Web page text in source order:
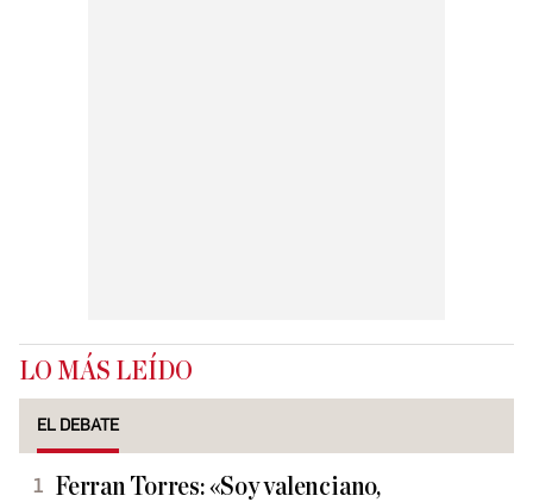
LO MÁS LEÍDO
EL DEBATE
Ferran Torres: «Soy valenciano,